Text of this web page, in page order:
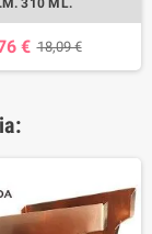
€ 18,09 €